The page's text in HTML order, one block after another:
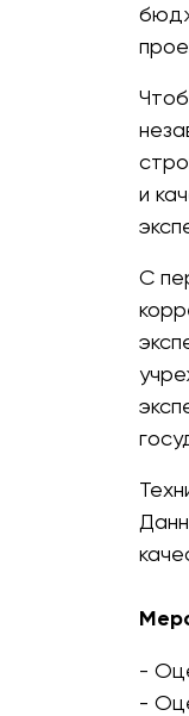
и
С
-
-